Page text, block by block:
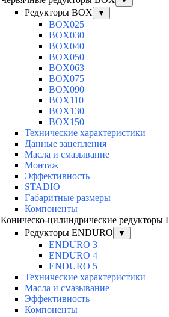
Редукторы BOX ▼
BOX025
BOX030
BOX040
BOX050
BOX063
BOX075
BOX090
BOX110
BOX130
BOX150
Технические характеристики
Данные зацепления
Масла и смазывание
Монтаж
Эффективность
STADIO
Габаритные размеры
Компоненты
Коническо-цилиндрические редукторы
Редукторы ENDURO
▼
ENDURO 3
ENDURO 4
ENDURO 5
Технические характеристики
Масла и смазывание
Эффективность
Компоненты